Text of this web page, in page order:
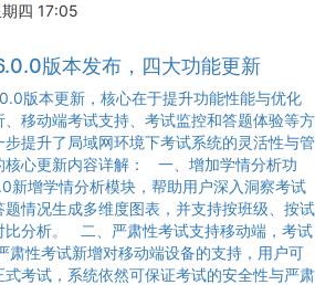
四 17:05
版本发布，四大功能更新
版本更新，核心在于提升功能性能与优化
移动端考试支持、考试监控和答题体验等方
提升了局域网环境下考试系统的灵活性与管
核心更新内容详解： 一、增加学情分析功
新增学情分析模块，帮助用户深入洞察考试
情况生成多维度图表，并支持按班级、按试
比分析。 二、严肃性考试支持移动端，考试
肃性考试新增对移动端设备的支持，用户可
考试，系统依然可保证考试的安全性与严肃